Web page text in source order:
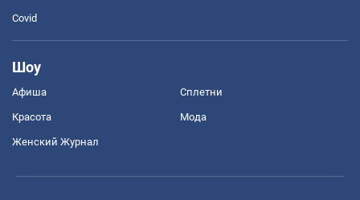
Covid
Шоу
Афиша Сплетни
Красота Мода
Женский Журнал